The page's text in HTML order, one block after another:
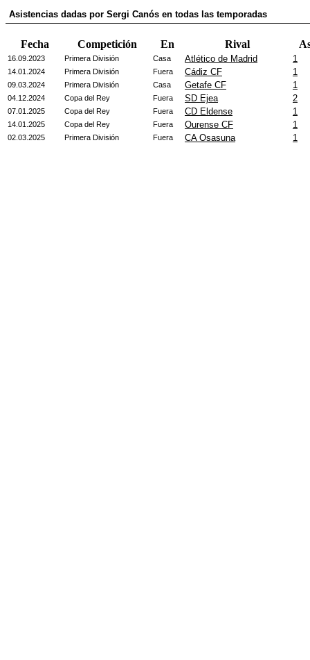
Asistencias dadas por Sergi Canós en todas las temporadas
Fecha Competición En Rival
16.09.2023 Primera División Casa Atlético de Madrid 1
14.01.2024 Primera División Fuera Cádiz CF 1
09.03.2024 Primera División Casa Getafe CF 1
04.12.2024 Copa del Rey Fuera SD Ejea 2
07.01.2025 Copa del Rey Fuera CD Eldense 1
14.01.2025 Copa del Rey Fuera Ourense CF 1
02.03.2025 Primera División Fuera CA Osasuna 1